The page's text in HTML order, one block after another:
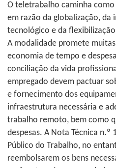
O teletrabalho caminha
em razão da globalização, da
tecnológico e da
A modalidade promete
economia de tempo e
conciliação da vida
empregado devem pactuar
e fornecimento dos
infraestrutura necessária e
trabalho remoto, bem como
despesas. A Nota Técnica
Público do Trabalho, no
reembolsarem os bens